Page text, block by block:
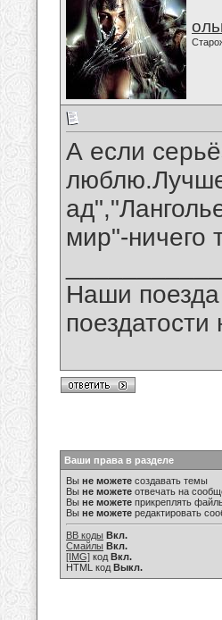
А если
мир"-ничего
Наши
Ваши права в разделе
Вы не можете создавать темы
Вы не можете отвечать на
Вы не можете прикреплять
Вы не можете редактировать
BB коды Вкл.
Смайлы Вкл.
[IMG] код Вкл.
HTML код Выкл.